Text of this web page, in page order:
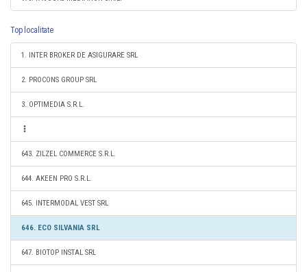
Top localitate
1. INTER BROKER DE ASIGURARE SRL
2. PROCONS GROUP SRL
3. OPTIMEDIA S.R.L.
643. ZILZEL COMMERCE S.R.L.
644. AKEEN PRO S.R.L.
645. INTERMODAL VEST SRL
646. ECO SILVANIA SRL
647. BIOTOP INSTAL SRL